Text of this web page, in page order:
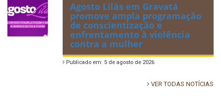
Agosto Lilás em Gravatá
promove ampla programação
de conscientização e
enfrentamento à violência
contra a mulher
Publicado em: 5 de agosto de 2026
VER TODAS NOTÍCIAS